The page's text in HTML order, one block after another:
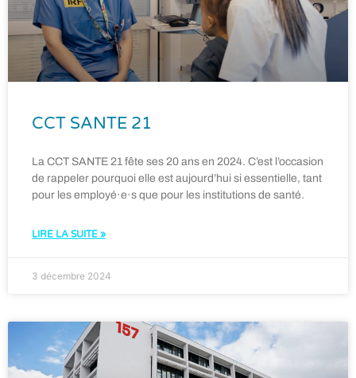
CCT SANTE 21
La CCT SANTE 21 fête ses 20 ans en 2024. C’est l’occasion
de rappeler pourquoi elle est aujourd’hui si essentielle, tant
pour les employé·e·s que pour les institutions de santé.
LIRE LA SUITE »
3 décembre 2024